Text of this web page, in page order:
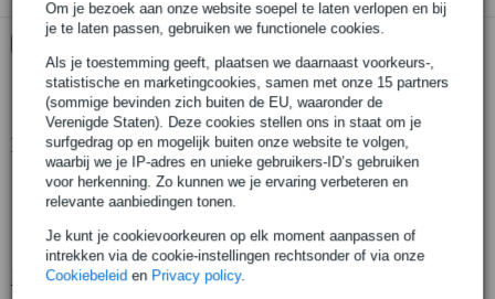
Om je bezoek aan onze website soepel te laten verlopen en bij
je te laten passen, gebruiken we functionele cookies.
Als je toestemming geeft, plaatsen we daarnaast voorkeurs-,
statistische en marketingcookies, samen met onze 15 partners
(sommige bevinden zich buiten de EU, waaronder de
Verenigde Staten). Deze cookies stellen ons in staat om je
surfgedrag op en mogelijk buiten onze website te volgen,
waarbij we je IP-adres en unieke gebruikers-ID’s gebruiken
voor herkenning. Zo kunnen we je ervaring verbeteren en
relevante aanbiedingen tonen.
Je kunt je cookievoorkeuren op elk moment aanpassen of
intrekken via de cookie-instellingen rechtsonder of via onze
Cookiebeleid en Privacy policy.
Kies nu voor 2 jaar extra Bax Music garantie en meer
voordelen
€ 6,25 eenmalig
Productinformatie
Gravity SP 4722 B
lichtgewicht wind-up speakerstatief
wind-up mechanisme
Bekijk alle productspecificaties